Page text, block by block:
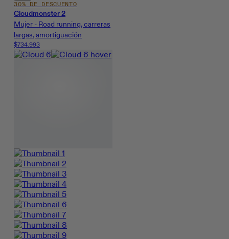
30% DE DESCUENTO
Cloudmonster 2
Mujer - Road running, carreras
largas, amortiguación
$734.993